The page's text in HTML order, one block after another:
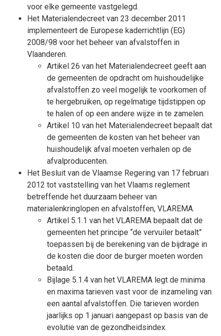
voor elke gemeente vastgelegd.
Het Materialendecreet van 23 december 2011
implementeert de Europese kaderrichtlijn (EG)
2008/98 voor het beheer van afvalstoffen in
Vlaanderen.
Artikel 26 van het Materialendecreet geeft aan
de gemeenten de opdracht om huishoudelijke
afvalstoffen zo veel mogelijk te voorkomen of
te hergebruiken, op regelmatige tijdstippen op
te halen of op een andere wijze in te zamelen.
Artikel 10 van het Materialendecreet bepaalt dat
de gemeenten de kosten van het beheer van
huishoudelijk afval moeten verhalen op de
afvalproducenten.
Het Besluit van de Vlaamse Regering van 17 februari
2012 tot vaststelling van het Vlaams reglement
betreffende het duurzaam beheer van
materialenkringlopen en afvalstoffen, VLAREMA.
Artikel 5.1.1 van het VLAREMA bepaalt dat de
gemeenten het principe “de vervuiler betaalt”
toepassen bij de berekening van de bijdrage in
de kosten die door de burger moeten worden
betaald.
Bijlage 5.1.4 van het VLAREMA legt de minima
en maxima tarieven vast voor de inzameling van
een aantal afvalstoffen. Die tarieven worden
jaarlijks op 1 januari aangepast op basis van de
evolutie van de gezondheidsindex.